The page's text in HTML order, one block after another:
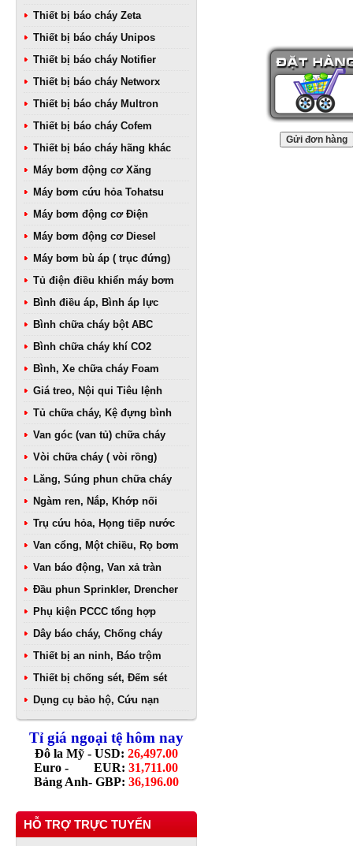
Thiết bị báo cháy Zeta
Thiết bị báo cháy Unipos
Thiết bị báo cháy Notifier
Thiết bị báo cháy Networx
Thiết bị báo cháy Multron
Thiết bị báo cháy Cofem
Thiết bị báo cháy hãng khác
Máy bơm động cơ Xăng
Máy bơm cứu hỏa Tohatsu
Máy bơm động cơ Điện
Máy bơm động cơ Diesel
Máy bơm bù áp ( trục đứng)
Tủ điện điều khiển máy bơm
Bình điều áp, Bình áp lực
Bình chữa cháy bột ABC
Bình chữa cháy khí CO2
Bình, Xe chữa cháy Foam
Giá treo, Nội qui Tiêu lệnh
Tủ chữa cháy, Kệ đựng bình
Van góc (van tủ) chữa cháy
Vòi chữa cháy ( vòi rồng)
Lăng, Súng phun chữa cháy
Ngàm ren, Nắp, Khớp nối
Trụ cứu hỏa, Họng tiếp nước
Van cổng, Một chiều, Rọ bơm
Van báo động, Van xả tràn
Đầu phun Sprinkler, Drencher
Phụ kiện PCCC tổng hợp
Dây báo cháy, Chống cháy
Thiết bị an ninh, Báo trộm
Thiết bị chống sét, Đếm sét
Dụng cụ bảo hộ, Cứu nạn
Tỉ giá ngoại tệ hôm nay
Đô la Mỹ - USD: 26,497.00
Euro - EUR: 31,711.00
Bảng Anh- GBP: 36,196.00
HỖ TRỢ TRỰC TUYẾN